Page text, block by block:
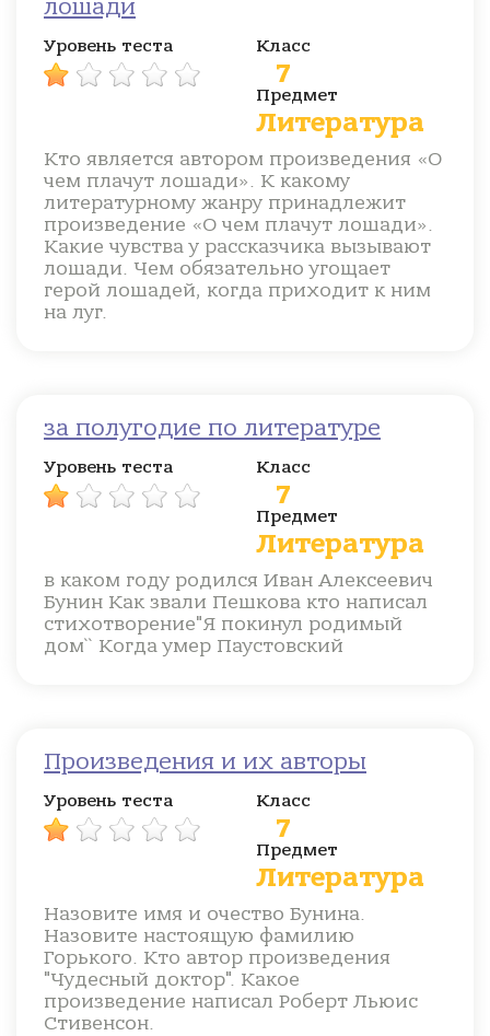
лошади
Уровень теста Класс
7
Предмет
Литература
Кто является автором произведения «О
чем плачут лошади». К какому
литературному жанру принадлежит
произведение «О чем плачут лошади».
Какие чувства у рассказчика вызывают
лошади. Чем обязательно угощает
герой лошадей, когда приходит к ним
на луг.
за полугодие по литературе
Уровень теста Класс
7
Предмет
Литература
в каком году родился Иван Алексеевич
Бунин Как звали Пешкова кто написал
стихотворение"Я покинул родимый
дом`` Когда умер Паустовский
Произведения и их авторы
Уровень теста Класс
7
Предмет
Литература
Назовите имя и очество Бунина.
Назовите настоящую фамилию
Горького. Кто автор произведения
"Чудесный доктор". Какое
произведение написал Роберт Льюис
Стивенсон.